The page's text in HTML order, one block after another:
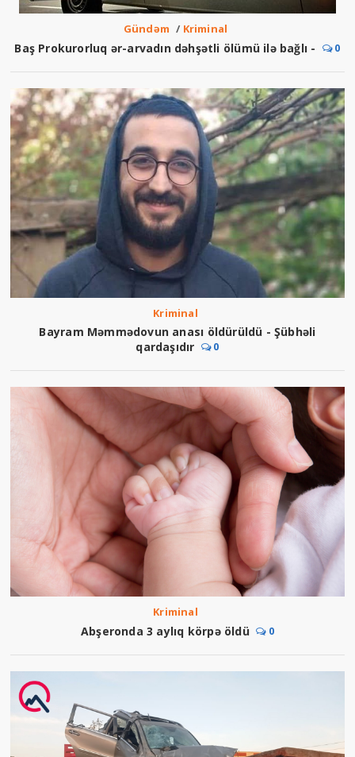
Gündəm / Kriminal
Baş Prokurorluq ər-arvadın dəhşətli ölümü ilə bağlı - 0
Kriminal
Bayram Məmmədovun anası öldürüldü - Şübhəli
qardaşıdır
0
Kriminal
Abşeronda 3 aylıq körpə öldü 0